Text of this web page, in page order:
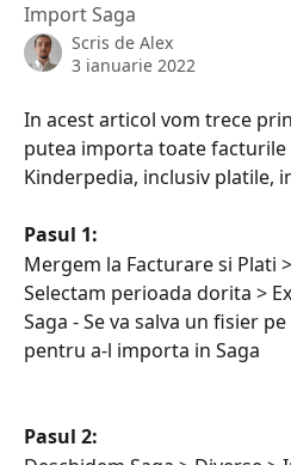
Import Saga
Scris de Alex
3 ianuarie 2022
In acest articol vom trece
putea importa toate
Kinderpedia, inclusiv platile,
Pasul 1:
Mergem la Facturare si Plati
Selectam perioada dorita >
Saga - Se va salva un fisier
pentru a-l importa in Saga
Pasul 2: